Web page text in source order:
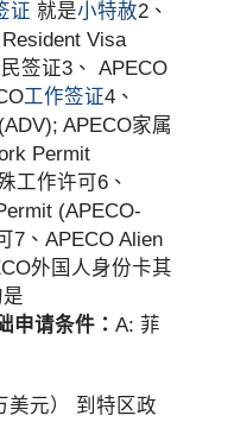
证 就是小特赦2、
Visa
签证3、 APECO
工作签证4、
APECO家属
Permit
工作许可6、
(APECO-
7、APECO Alien
外国人身份卡其
申请条件：A: 菲
美元） 到特区政